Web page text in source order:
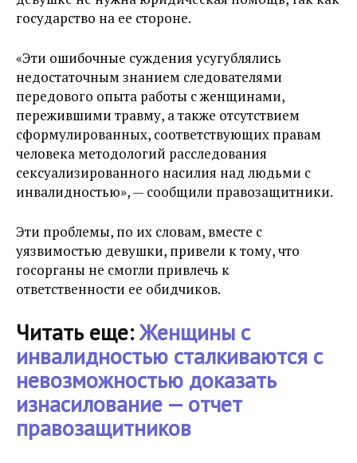
государство на ее стороне.
«Эти ошибочные суждения усугублялись
недостаточным знанием следователями
передового опыта работы с женщинами,
пережившими травму, а также отсутствием
сформулированных, соответствующих правам
человека методологий расследования
сексуализированного насилия над людьми с
инвалидностью», — сообщили правозащитники.
Эти проблемы, по их словам, вместе с
уязвимостью девушки, привели к тому, что
госорганы не смогли привлечь к
ответственности ее обидчиков.
Читать еще:Женщины с
инвалидностью сталкиваются с
невозможностью доказать
изнасилование — отчет
правозащитников